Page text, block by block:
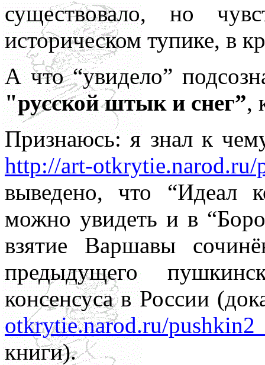
существовало, но
историческом тупике, в
А что “увидело”
"русской штык и снег”,
Признаюсь: я знал к
http://art-otkrytie.narod.ru/
выведено, что “Идеал
можно увидеть и в
взятие Варшавы
предыдущего
консенсуса в России
otkrytie.narod.ru/
книги).